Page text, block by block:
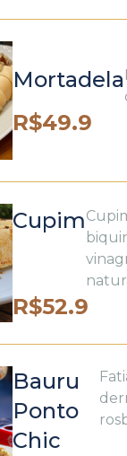
Mortadela
R$49.9
Cupim
R$52.9
Bauru
Ponto
Chic